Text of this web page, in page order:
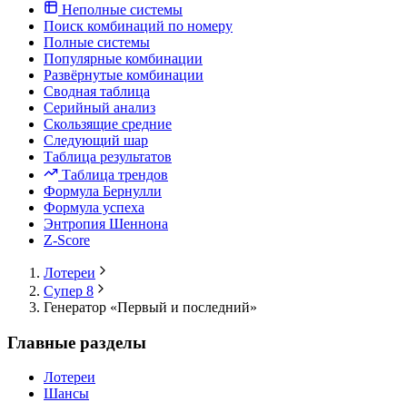
Неполные системы
Поиск комбинаций по номеру
Полные системы
Популярные комбинации
Развёрнутые комбинации
Сводная таблица
Серийный анализ
Скользящие средние
Следующий шар
Таблица результатов
Таблица трендов
Формула Бернулли
Формула успеха
Энтропия Шеннона
Z-Score
Лотереи
Супер 8
Генератор «Первый и последний»
Главные разделы
Лотереи
Шансы